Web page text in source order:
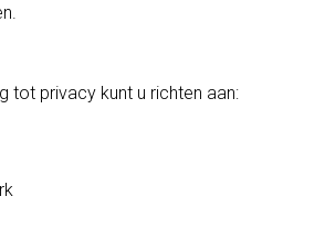
tot privacy kunt u richten aan: